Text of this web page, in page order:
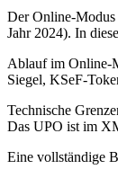
Der Online-Modus
Jahr 2024). In
Ablauf im Online-
Siegel, KSeF-
Technische
Das UPO ist im
Eine vollständige